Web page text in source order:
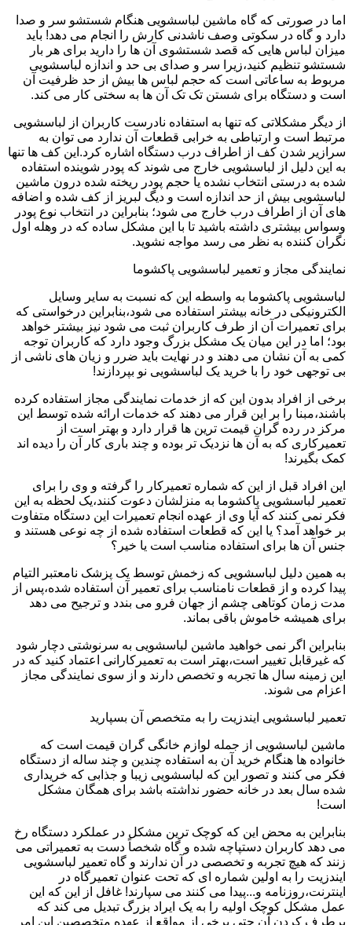
اما در صورتی که گاه ماشین لباسشویی هنگام شستشو سر و صدا
دارد و گاه در سکوتی وصف ناشدنی کارش را انجام می دهد! باید
میزان لباس هایی که قصد شستشوی آن ها را دارید برای هر بار
شستشو تنظیم کنید،زیرا سر و صدای بی حد و اندازه لباسشویی
مربوط به ساعاتی است که حجم لباس ها بیش از حد ظرفیت آن
است و دستگاه برای شستن تک تک آن ها به سختی کار می کند.
از دیگر مشکلاتی که تنها به استفاده نادرست کاربران از لباسشویی
مرتبط است و ارتباطی به خرابی قطعات آن ندارد می توان به
سرازیر شدن کف از اطراف درب دستگاه اشاره کرد.این کف ها تنها
به این دلیل از لباسشویی خارج می شوند که پودر شوینده استفاده
شده به درستی انتخاب نشده یا حجم پودر ریخته شده درون ماشین
لباسشویی بیش از حد اندازه است و دیگ لبریز از کف شده و اضافه
های آن از اطراف درب خارج می شود؛ بنابراین در انتخاب نوع پودر
وسواس بیشتری داشته باشید تا با این مشکل ساده که در وهله اول
نگران کننده به نظر می رسد مواجه نشوید.
نمایندگی مجاز و تعمیر لباسشویی پاکشوما
لباسشویی پاکشوما به واسطه این که نسبت به سایر وسایل
الکترونیکی در خانه بیشتر استفاده می شود،بنابراین درخواستی که
برای تعمیرات آن از طرف کاربران ثبت می شود نیز بیشتر خواهد
بود؛ اما در این میان یک مشکل بزرگ وجود دارد که کاربران توجه
کمی به آن نشان می دهند و در نهایت باید ضرر و زیان های ناشی از
بی توجهی خود را با خرید یک لباسشویی نو بپردازند!
برخی از افراد بدون این که از خدمات نمایندگی مجاز استفاده کرده
باشند،مبنا را بر این قرار می دهند که خدمات ارائه شده توسط این
مرکز در رده گران قیمت ترین ها قرار دارد و بهتر است از
تعمیرکاری که به آن ها نزدیک تر بوده و چند باری کار آن را دیده اند
کمک بگیرند!
این افراد قبل از این که شماره تعمیرکار را گرفته و وی را برای
تعمیر لباسشویی پاکشوما به منزلشان دعوت کنند،یک لحظه به این
فکر نمی کنند که آیا وی از عهده انجام تعمیرات این دستگاه متفاوت
بر خواهد آمد؟ یا این که قطعات استفاده شده از چه نوعی هستند و
جنس آن ها برای استفاده مناسب است یا خیر؟
به همین دلیل لباسشویی که زخمش توسط یک پزشک نامعتبر التیام
پیدا کرده و از قطعات نامناسب برای تعمیر آن استفاده شده،پس از
مدت زمان کوتاهی چشم از جهان فرو می بندد و ترجیح می دهد
برای همیشه خاموش باقی بماند.
بنابراین اگر نمی خواهید ماشین لباسشویی به سرنوشتی دچار شود
که غیرقابل تغییر است،بهتر است به تعمیرکارانی اعتماد کنید که در
این زمینه سال ها تجربه و تخصص دارند و از سوی نمایندگی مجاز
اعزام می شوند.
تعمیر لباسشویی ایندزیت را به متخصص آن بسپارید
ماشین لباسشویی از جمله لوازم خانگی گران قیمت است که
خانواده ها هنگام خرید آن به استفاده چندین و چند ساله از دستگاه
فکر می کنند و تصور این که لباسشویی زیبا و جذابی که خریداری
شده سال بعد در خانه حضور نداشته باشد برای همگان مشکل
است!
بنابراین به محض این که کوچک ترین مشکل در عملکرد دستگاه رخ
می دهد کاربران دستپاچه شده و گاه شخصاً دست به تعمیراتی می
زنند که هیچ تجربه و تخصصی در آن ندارند و گاه تعمیر لباسشویی
ایندزیت را به اولین شماره ای که تحت عنوان تعمیرگاه در
اینترنت،روزنامه و...پیدا می کنند می سپارند! غافل از این که این
عمل مشکل کوچک اولیه را به یک ایراد بزرگ تبدیل می کند که
برطرف کردن آن حتی برخی از مواقع از عهده متخصصین این امر